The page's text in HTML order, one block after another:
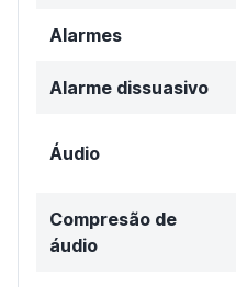
Alarmes
Alarme dissuasivo
Áudio
Compresão de
áudio